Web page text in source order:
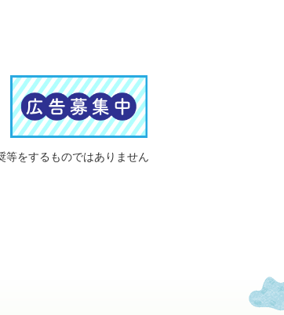
をするものではありません